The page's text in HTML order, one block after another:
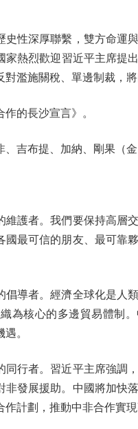
深厚聯繫，雙方命運與
熱烈歡迎習近平主席提
濫施關稅、單邊制裁，
的長沙宣言》。
布提、加納、剛果（金
者。我們要保持高層交
最可信的朋友、最可靠
者。經濟全球化是人
為核心的多邊貿易體制
。
者。習近平主席強調
發展援助。中國將加快
計劃，推動中非合作實現